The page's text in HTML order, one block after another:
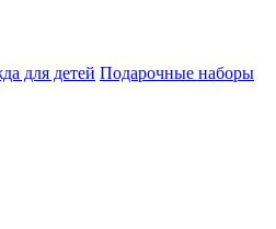
для детей Подарочные наборы